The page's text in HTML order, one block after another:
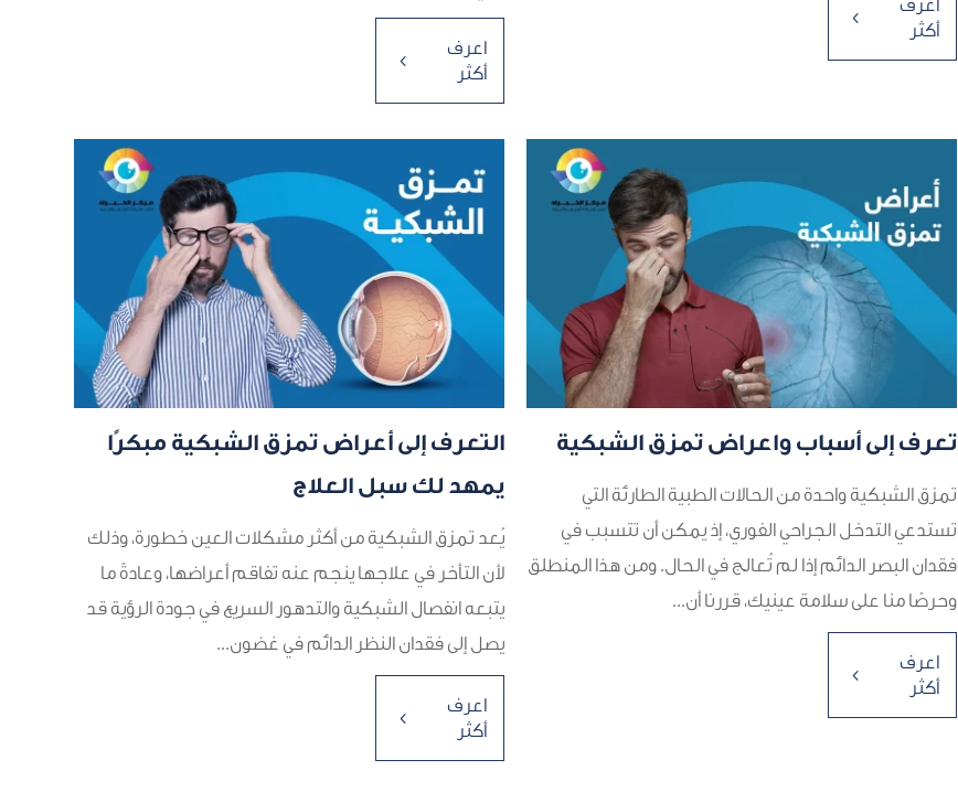
اعرف
أكثر
4
اعرف
أكثر
4
تعرف إلى أسباب واعراض تمزق الشبكية
تمزق الشبكية واحدة من الحالات الطبية الطارئة التي
تستدعي التدخل الجراحي الفوري، إذ يمكن أن تتسبب في
فقدان البصر الدائم إذا لم تُعالج في الحال. ومن هذا المنطلق
وحرصًا منا على سلامة عينيك، قررنا أن...
اعرف
أكثر
4
التعرف إلى أعراض تمزق الشبكية مبكرًا
يمهد لك سبل العلاج
يُعد تمزق الشبكية من أكثر مشكلات العين خطورة، وذلك
لأن التأخر في علاجها ينجم عنه تفاقم أعراضها، وعادةً ما
يتبعه انفصال الشبكية والتدهور السريع في جودة الرؤية قد
يصل إلى فقدان النظر الدائم في غضون...
اعرف
أكثر
4